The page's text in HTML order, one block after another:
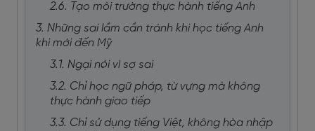
2.6. Tạo môi trường thực hành tiếng Anh
3. Những sai lầm cần tránh khi học tiếng Anh
khi mới đến Mỹ
3.1. Ngại nói vì sợ sai
3.2. Chỉ học ngữ pháp, từ vựng mà không
thực hành giao tiếp
3.3. Chỉ sử dụng tiếng Việt, không hòa nhập